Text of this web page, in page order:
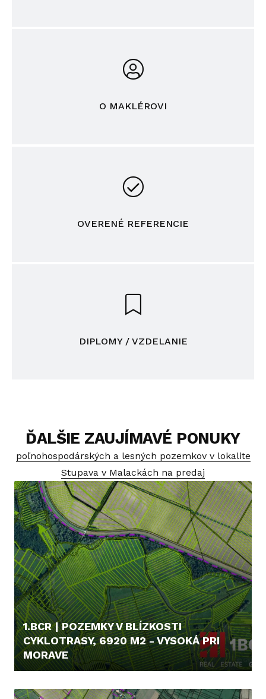
O MAKLÉROVI
OVERENÉ REFERENCIE
DIPLOMY / VZDELANIE
ĎALŠIE ZAUJÍMAVÉ PONUKY
poľnohospodárských a lesných pozemkov v lokalite
Stupava v Malackách na predaj
1.BCR | POZEMKY V BLÍZKOSTI
CYKLOTRASY, 6920 M2 - VYSOKÁ PRI
MORAVE